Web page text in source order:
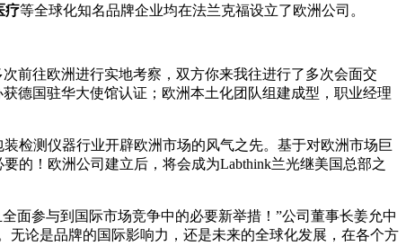
疗等全球化知名品牌企业均在法兰克福设立了欧洲公司。
前往欧洲进行实地考察，双方你来我往进行了多次会面交
德国驻华大使馆认证；欧洲本土化团队组建成型，职业经理
检测仪器行业开辟欧洲市场的风气之先。基于对欧洲市场巨
的！欧洲公司建立后，将会成为Labthink兰光继美国总部之
面参与到国际市场竞争中的必要新举措！”公司董事长姜允中
论是品牌的国际影响力，还是未来的全球化发展，在各个方